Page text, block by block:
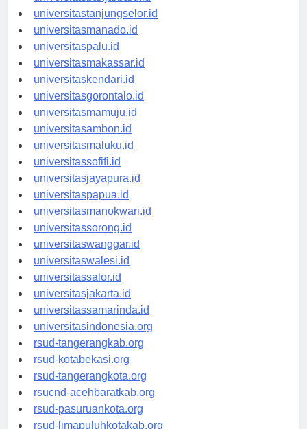
universitasbanjarbaru.id
universitastanjungselor.id
universitasmanado.id
universitaspalu.id
universitasmakassar.id
universitaskendari.id
universitasgorontalo.id
universitasmamuju.id
universitasambon.id
universitasmaluku.id
universitassofifi.id
universitasjayapura.id
universitaspapua.id
universitasmanokwari.id
universitassorong.id
universitaswanggar.id
universitaswalesi.id
universitassalor.id
universitasjakarta.id
universitassamarinda.id
universitasindonesia.org
rsud-tangerangkab.org
rsud-kotabekasi.org
rsud-tangerangkota.org
rsucnd-acehbaratkab.org
rsud-pasuruankota.org